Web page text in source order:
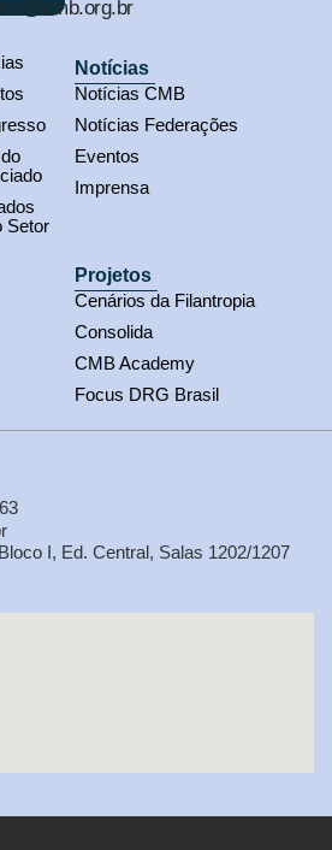
Setor
Notícias
Notícias CMB
Notícias Federações
Eventos
Imprensa
Projetos
Cenários da Filantropia
Consolida
CMB Academy
Focus DRG Brasil
I, Ed. Central, Salas 1202/1207